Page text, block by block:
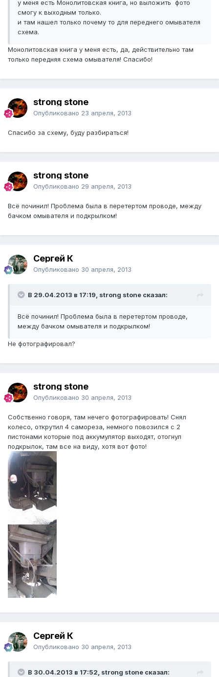
у меня есть Монолитовская книга, но выложить фото
смогу к выходным только.
и там нашел только почему то для переднего омывателя
схема.
Монолитовская книга у меня есть, да, действительно там
только передняя схема омывателя! Спасибо!
strong stone
Опубликовано 23 апреля, 2013
Спасибо за схему, буду разбираться!
strong stone
Опубликовано 29 апреля, 2013
Всё починил! Проблема была в перетертом проводе, между
бачком омывателя и подкрылком!
Сергей К
Опубликовано 30 апреля, 2013
В 29.04.2013 в 17:19, strong stone сказал:
Всё починил! Проблема была в перетертом проводе,
между бачком омывателя и подкрылком!
Не фотографировал?
strong stone
Опубликовано 30 апреля, 2013
Собственно говоря, там нечего фотографировать! Снял
колесо, открутил 4 самореза, немного повозился с 2
пистонами которые под аккумулятор выходят, отогнул
подкрылок, там все на виду, хотя вот фото!
Сергей К
Опубликовано 30 апреля, 2013
В 30.04.2013 в 17:52, strong stone сказал: